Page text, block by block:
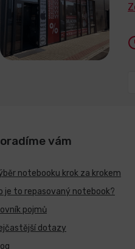
vám
notebooku krok za krokem
je to repasovaný notebook?
pojmů
dotazy